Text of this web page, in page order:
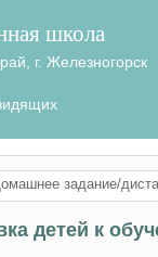
школа
г. Железногорск
задание/
детей к